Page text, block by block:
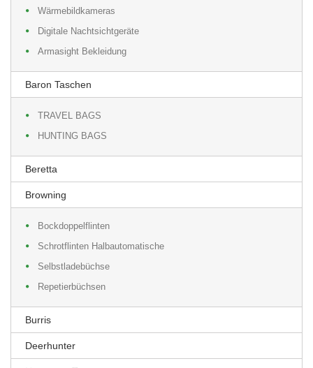
Wärmebildkameras
Digitale Nachtsichtgeräte
Armasight Bekleidung
Baron Taschen
TRAVEL BAGS
HUNTING BAGS
Beretta
Browning
Bockdoppelflinten
Schrotflinten Halbautomatische
Selbstladebüchse
Repetierbüchsen
Burris
Deerhunter